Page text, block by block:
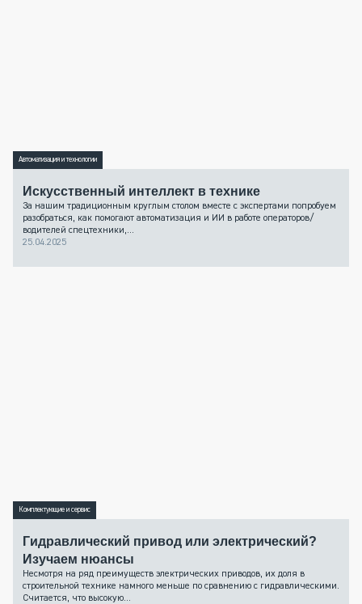
Автоматизация и технологии
Искусственный интеллект в технике
За нашим традиционным круглым столом вместе с экспертами попробуем
разобраться, как помогают автоматизация и ИИ в работе операторов/
водителей спецтехники,...
25.04.2025
Комплектующие и сервис
Гидравлический привод или электрический?
Изучаем нюансы
Несмотря на ряд преимуществ электрических приводов, их доля в
строительной технике намного меньше по сравнению с гидравлическими.
Считается, что высокую...